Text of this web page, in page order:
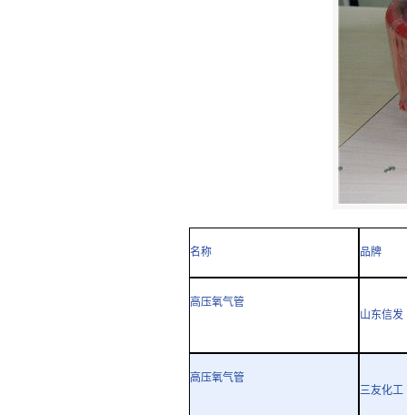
名称 品牌
高压氧气管
山东信发
高压氧气管
三友化工